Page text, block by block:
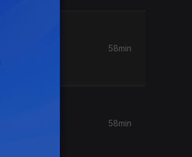
58min
58min